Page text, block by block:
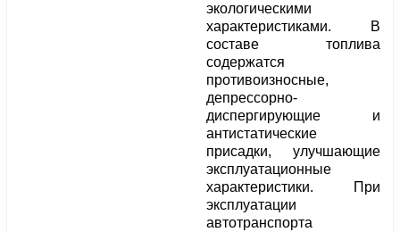
экологическими
характеристиками. В
составе топлива
содержатся
противоизносные,
депрессорно-
диспергирующие и
антистатические
присадки, улучшающие
эксплуатационные
характеристики. При
эксплуатации
автотранспорта